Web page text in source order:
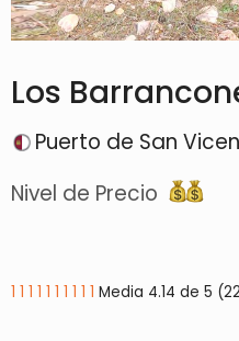
Los
Puerto de San
Nivel de Precio
1 1 1 1 1 1 1 1 1 1 Media 4.14 de 5